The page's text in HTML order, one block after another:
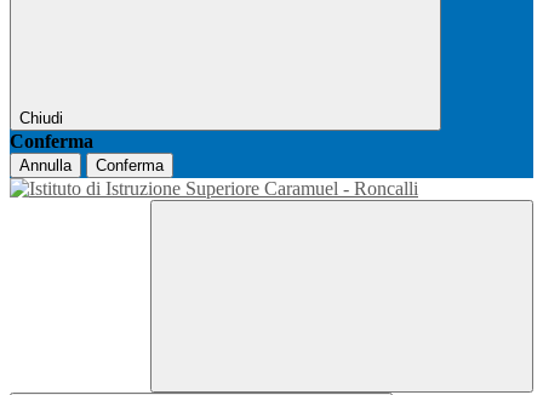
Chiudi
Conferma
Annulla Conferma